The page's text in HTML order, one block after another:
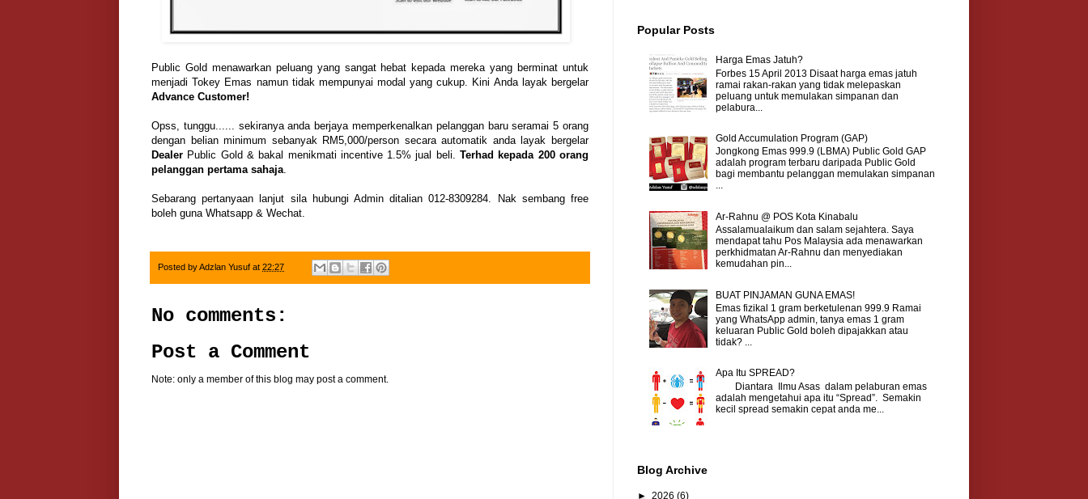
Public Gold menawarkan peluang yang sangat hebat kepada mereka yang berminat untuk
menjadi Tokey Emas namun tidak mempunyai modal yang cukup. Kini Anda layak bergelar
Advance Customer!
Opss, tunggu...... sekiranya anda berjaya memperkenalkan pelanggan baru seramai 5 orang
dengan belian minimum sebanyak RM5,000/person secara automatik anda layak bergelar
Dealer Public Gold & bakal menikmati incentive 1.5% jual beli.Terhad kepada 200 orang
pelanggan pertama sahaja
Sebarang pertanyaan lanjut sila hubungi Admin ditalian 012-8309284. Nak sembang free
boleh guna Whatsapp & Wechat.
Posted byAdzlan Yusuf at 22:27
No comments:
Post a Comment
Note: only a member of this blog may post a comment.
Popular Posts
Harga Emas Jatuh?
Forbes 15 April 2013 Disaat harga emas jatuh
ramai rakan-rakan yang tidak melepaskan
peluang untuk memulakan simpanan dan
pelabura...
Gold Accumulation Program (GAP)
Jongkong Emas 999.9 (LBMA) Public Gold GAP
adalah program terbaru daripada Public Gold
bagi membantu pelanggan memulakan simpanan
...
Ar-Rahnu @ POS Kota Kinabalu
Assalamualaikum dan salam sejahtera. Saya
mendapat tahu Pos Malaysia ada menawarkan
perkhidmatan Ar-Rahnu dan menyediakan
kemudahan pin...
BUAT PINJAMAN GUNA EMAS!
Emas fizikal 1 gram berketulenan 999.9 Ramai
yang WhatsApp admin, tanya emas 1 gram
keluaran Public Gold boleh dipajakkan atau
tidak? ...
Apa Itu SPREAD?
Diantara Ilmu Asas dalam pelaburan emas
adalah mengetahui apa itu “Spread”. Semakin
kecil spread semakin cepat anda me...
Blog Archive
► 2026 (6)